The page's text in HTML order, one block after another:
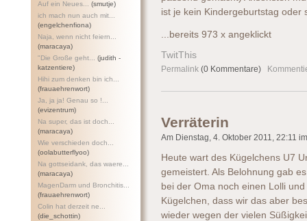
Auf ein Neues...
(smutje)
ich mach nun auch mit...
(engelchenfiona)
Naja, wenn nicht feiern...
(maracaya)
"Die Große geht...
(judith -
katzentiere)
Hihi zum denken bin ich...
(frauaehrenwort)
Ja, ja ja! Genau so !...
(evizentrum)
Na super, das ist doch...
(maracaya)
Wie verschieden doch...
(oolabutterflyoo)
Na gottseidank, das waere...
(maracaya)
MagenDarm und Bronchitis...
(frauaehrenwort)
Colin hat derzeit ne...
(die_schottin)
ist je kein Kindergeburtstag oder
...bereits 973 x angeklickt
TwitThis
Permalink (0 Kommentare)
Verräterin
Am Dienstag, 4. Oktober 2011, 22:11
Heute wart des Kügelchens U7
gemeistert. Als Belohnung gab
bei der Oma noch einen Lolli
Kügelchen, dass wir das aber
wieder wegen der vielen